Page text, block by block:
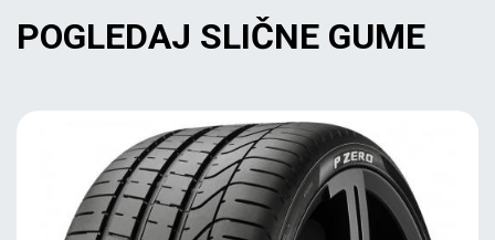
POGLEDAJ SLIČNE GUME